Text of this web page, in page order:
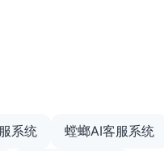
系统 螳螂AI客服系统